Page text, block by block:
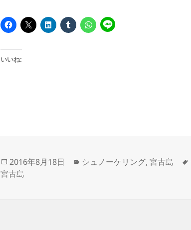
いいね:
投
稿
2016年8月18日
カ
シュノーケリング,宮古島
宮古島